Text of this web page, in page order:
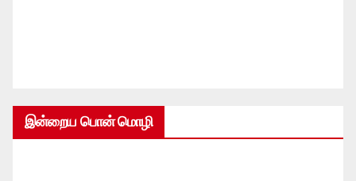
இன்றைய பொன் மொழி